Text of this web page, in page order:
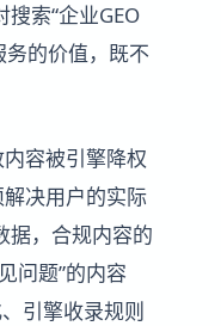
索“企业GEO
的价值，既不
容被引擎降权
决用户的实际
据，合规内容的
问题”的内容
引擎收录规则